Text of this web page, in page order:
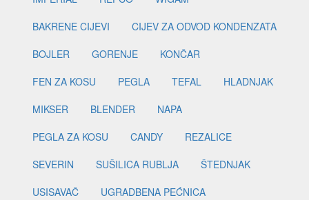
BAKRENE CIJEVI
CIJEV ZA ODVOD KONDENZATA
BOJLER
GORENJE
KONČAR
FEN ZA KOSU
PEGLA TEFAL
HLADNJAK
MIKSER
BLENDER
NAPA
PEGLA ZA KOSU
CANDY
REZALICE
SEVERIN
SUŠILICA RUBLJA
ŠTEDNJAK
USISAVAČ
UGRADBENA PEĆNICA